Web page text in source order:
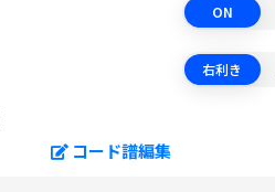
ON
右利き
コード譜編集